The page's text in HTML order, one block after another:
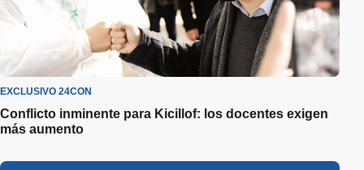
EXCLUSIVO 24CON
Conflicto inminente para Kicillof: los docentes exigen
más aumento